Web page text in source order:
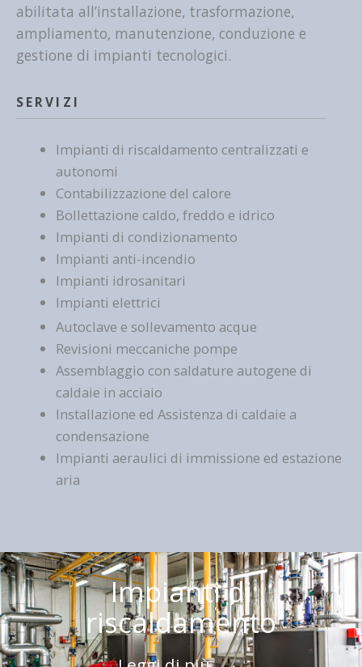
abilitata all’installazione, trasformazione,
ampliamento, manutenzione, conduzione e
gestione di impianti tecnologici.
SERVIZI
Impianti di riscaldamento centralizzati e
autonomi
Contabilizzazione del calore
Bollettazione caldo, freddo e idrico
Impianti di condizionamento
Impianti anti-incendio
Impianti idrosanitari
Impianti elettrici
Autoclave e sollevamento acque
Revisioni meccaniche pompe
Assemblaggio con saldature autogene di
caldaie in acciaio
Installazione ed Assistenza di caldaie a
condensazione
Impianti aeraulici di immissione ed estazione
aria
Impianti di
riscaldamento